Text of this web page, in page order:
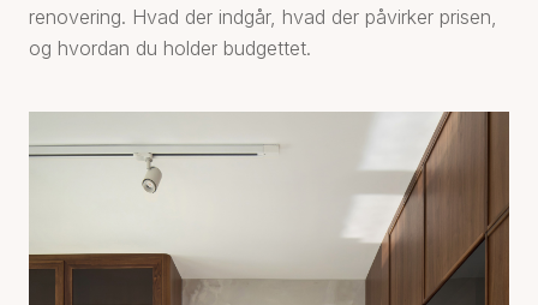
renovering. Hvad der indgår, hvad der påvirker prisen,
og hvordan du holder budgettet.